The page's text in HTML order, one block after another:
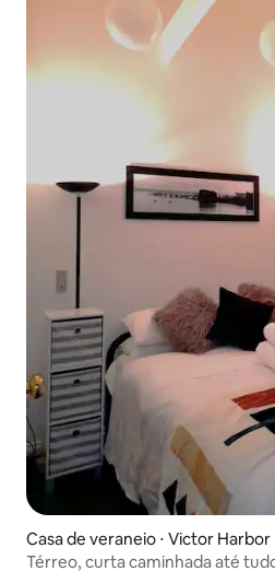
Casa de veraneio ⋅ Victor Harbor
Térreo, curta caminhada até